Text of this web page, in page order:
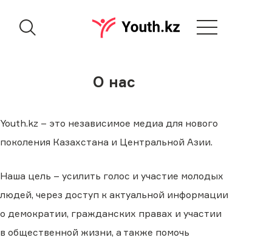
О нас
Youth.kz – это независимое медиа для нового
поколения Казахстана и Центральной Азии.
Наша цель – усилить голос и участие молодых
людей, через доступ к актуальной информации
о демократии, гражданских правах и участии
в общественной жизни, а также помочь